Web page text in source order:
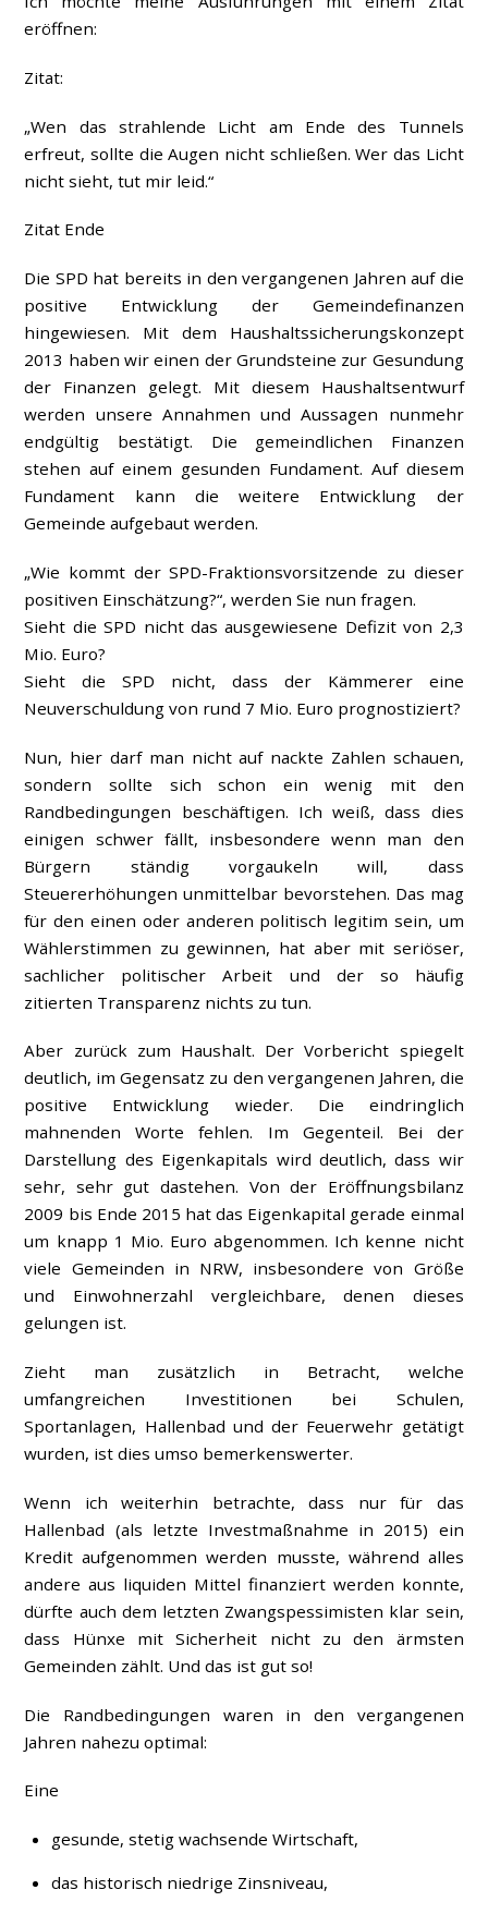
eröffnen:
Zitat:
„Wen das strahlende Licht am Ende des Tunnels
erfreut, sollte die Augen nicht schließen. Wer das Licht
nicht sieht, tut mir leid.“
Zitat Ende
Die SPD hat bereits in den vergangenen Jahren auf die
positive Entwicklung der Gemeindefinanzen
hingewiesen. Mit dem Haushaltssicherungskonzept
2013 haben wir einen der Grundsteine zur Gesundung
der Finanzen gelegt. Mit diesem Haushaltsentwurf
werden unsere Annahmen und Aussagen nunmehr
endgültig bestätigt. Die gemeindlichen Finanzen
stehen auf einem gesunden Fundament. Auf diesem
Fundament kann die weitere Entwicklung der
Gemeinde aufgebaut werden.
„Wie kommt der SPD-Fraktionsvorsitzende zu dieser
positiven Einschätzung?“, werden Sie nun fragen.
Sieht die SPD nicht das ausgewiesene Defizit von 2,3
Mio. Euro?
Sieht die SPD nicht, dass der Kämmerer eine
Neuverschuldung von rund 7 Mio. Euro prognostiziert?
Nun, hier darf man nicht auf nackte Zahlen schauen,
sondern sollte sich schon ein wenig mit den
Randbedingungen beschäftigen. Ich weiß, dass dies
einigen schwer fällt, insbesondere wenn man den
Bürgern ständig vorgaukeln will, dass
Steuererhöhungen unmittelbar bevorstehen. Das mag
für den einen oder anderen politisch legitim sein, um
Wählerstimmen zu gewinnen, hat aber mit seriöser,
sachlicher politischer Arbeit und der so häufig
zitierten Transparenz nichts zu tun.
Aber zurück zum Haushalt. Der Vorbericht spiegelt
deutlich, im Gegensatz zu den vergangenen Jahren, die
positive Entwicklung wieder. Die eindringlich
mahnenden Worte fehlen. Im Gegenteil. Bei der
Darstellung des Eigenkapitals wird deutlich, dass wir
sehr, sehr gut dastehen. Von der Eröffnungsbilanz
2009 bis Ende 2015 hat das Eigenkapital gerade einmal
um knapp 1 Mio. Euro abgenommen. Ich kenne nicht
viele Gemeinden in NRW, insbesondere von Größe
und Einwohnerzahl vergleichbare, denen dieses
gelungen ist.
Zieht man zusätzlich in Betracht, welche
umfangreichen Investitionen bei Schulen,
Sportanlagen, Hallenbad und der Feuerwehr getätigt
wurden, ist dies umso bemerkenswerter.
Wenn ich weiterhin betrachte, dass nur für das
Hallenbad (als letzte Investmaßnahme in 2015) ein
Kredit aufgenommen werden musste, während alles
andere aus liquiden Mittel finanziert werden konnte,
dürfte auch dem letzten Zwangspessimisten klar sein,
dass Hünxe mit Sicherheit nicht zu den ärmsten
Gemeinden zählt. Und das ist gut so!
Die Randbedingungen waren in den vergangenen
Jahren nahezu optimal:
Eine
gesunde, stetig wachsende Wirtschaft,
das historisch niedrige Zinsniveau,